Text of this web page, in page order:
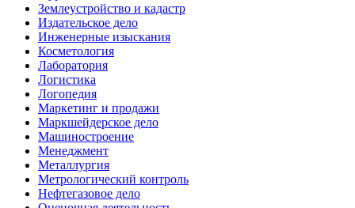
Землеустройство и кадастр
Издательское дело
Инженерные изыскания
Косметология
Лаборатория
Логистика
Логопедия
Маркетинг и продажи
Маркшейдерское дело
Машиностроение
Менеджмент
Металлургия
Метрологический контроль
Нефтегазовое дело